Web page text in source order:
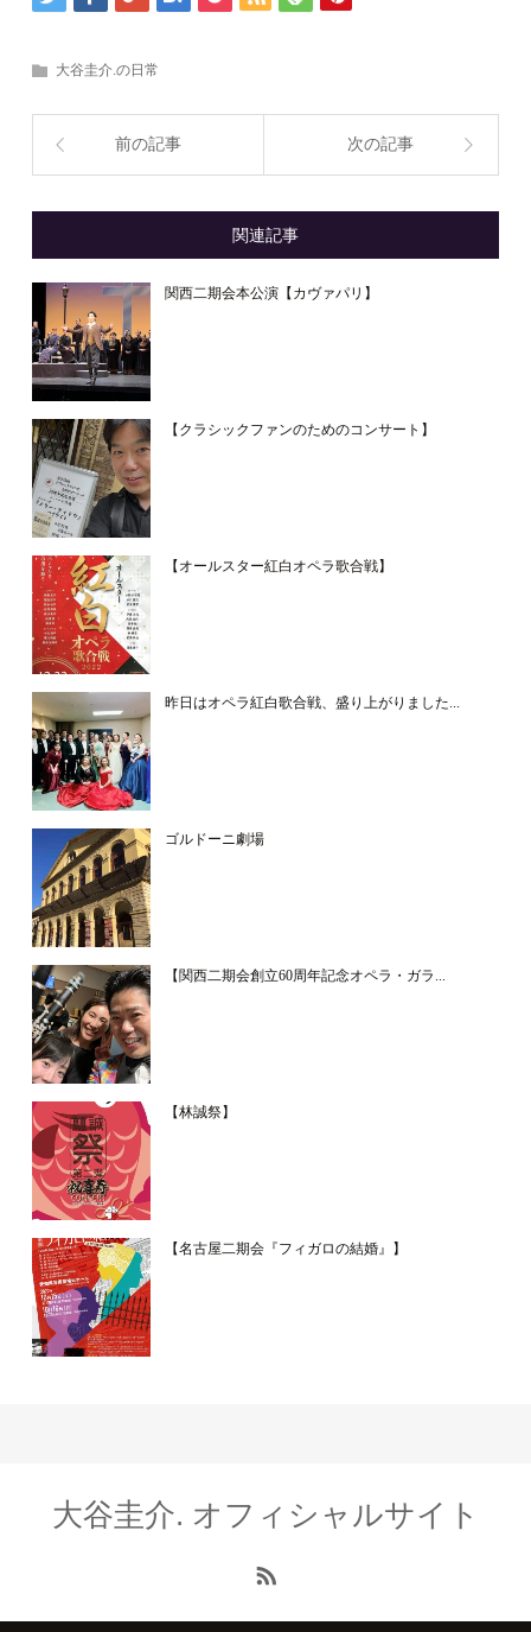
大谷圭介.の日常
前の記事 次の記事
関連記事
関西二期会本公演【カヴァパリ】
【クラシックファンのためのコンサート】
【オールスター紅白オペラ歌合戦】
昨日はオペラ紅白歌合戦、盛り上がりました...
ゴルドーニ劇場
【関西二期会創立60周年記念オペラ・ガラ...
【林誠祭】
【名古屋二期会『フィガロの結婚』】
大谷圭介. オフィシャルサイト